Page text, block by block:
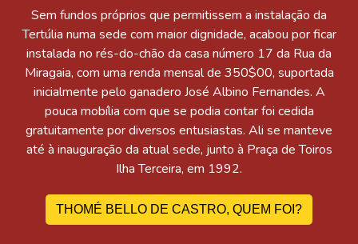
Sem fundos próprios que permitissem a instalação da
Tertúlia numa sede com maior dignidade, acabou por ficar
instalada no rés-do-chão da casa número 17 da Rua da
Miragaia, com uma renda mensal de 350$00, suportada
inicialmente pelo ganadero José Albino Fernandes. A
pouca mobília com que se podia contar foi cedida
gratuitamente por diversos entusiastas. Ali se manteve
até à inauguração da atual sede, junto à Praça de Toiros
Ilha Terceira, em 1992.
THOMÉ BELLO DE CASTRO, QUEM FOI?